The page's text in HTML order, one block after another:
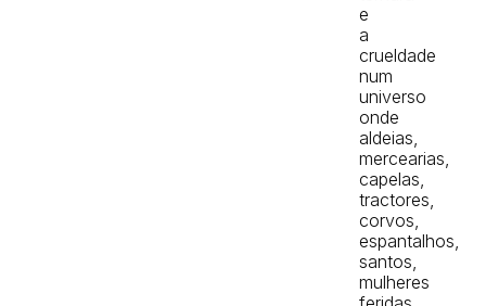
e
a
crueldade
num
universo
onde
aldeias,
mercearias,
capelas,
tractores,
corvos,
espantalhos,
santos,
mulheres